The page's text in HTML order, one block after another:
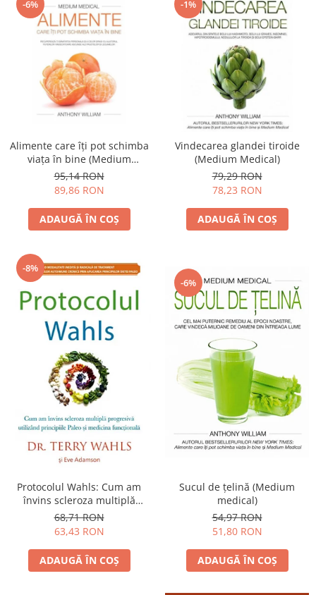
-6%
Alimente care îţi pot schimba
viaţa în bine (Medium
medical)
95,14 RON
89,86 RON
ADAUGĂ ÎN COȘ
-1%
Vindecarea glandei tiroide
(Medium Medical)
79,29 RON
78,23 RON
ADAUGĂ ÎN COȘ
-8%
Protocolul Wahls: Cum am
învins scleroza multiplă
progresivă utilizând
principiile Paleo şi medicina
funcţională
68,71 RON
63,43 RON
ADAUGĂ ÎN COȘ
-6%
Sucul de ţelină (Medium
medical)
54,97 RON
51,80 RON
ADAUGĂ ÎN COȘ